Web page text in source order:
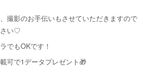
撮影のお手伝いもさせていただきますので
さい♡
でもOKです！
可で1データプレゼント🎁